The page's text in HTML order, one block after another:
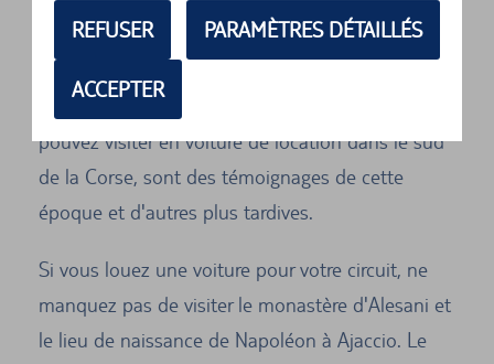
REFUSER PARAMÈTRES DÉTAILLÉS
ACCEPTER
l'île, car les traces de vie humaine remontent loin
pouvez visiter en voiture de location dans le sud
de la Corse, sont des témoignages de cette
époque et d'autres plus tardives.
Si vous louez une voiture pour votre circuit, ne
manquez pas de visiter le monastère d'Alesani et
le lieu de naissance de Napoléon à Ajaccio. Le